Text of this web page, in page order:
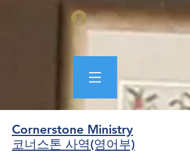
Log In
Cornerstone Ministry
코너스톤 사역(영어부)